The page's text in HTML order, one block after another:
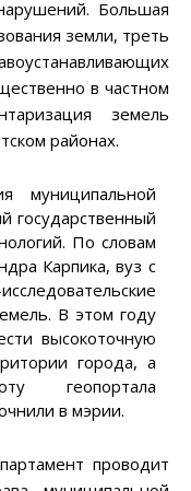
Большая
земли, треть
в частном
земель
районах.
муниципальной
государственный
По словам
Карпика, вуз с
В этом году
высокоточную
города, а
геопортала
в мэрии.
проводит